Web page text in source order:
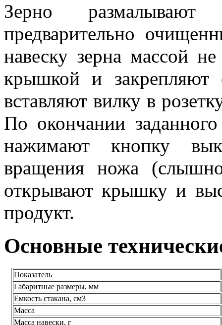
Зерно
предварительно
навеску зерна массой
крышкой и закрепляют
вставляют вилку в
По окончании
нажимают кнопку
вращения ножа
открывают крышку и
продукт.
Основные
Показатель
Габаритные размеры, мм
Емкость стакана, см3
Масса
Масса навески, г